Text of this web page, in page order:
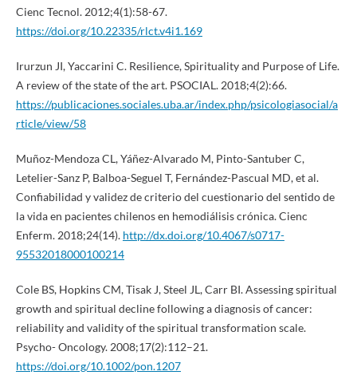
Cienc Tecnol. 2012;4(1):58-67.
https://doi.org/10.22335/rlct.v4i1.169
Irurzun JI, Yaccarini C. Resilience, Spirituality and Purpose of Life.
A review of the state of the art. PSOCIAL. 2018;4(2):66.
https://publicaciones.sociales.uba.ar/index.php/psicologiasocial/a
rticle/view/58
Muñoz-Mendoza CL, Yáñez-Alvarado M, Pinto-Santuber C,
Letelier-Sanz P, Balboa-Seguel T, Fernández-Pascual MD, et al.
Confiabilidad y validez de criterio del cuestionario del sentido de
la vida en pacientes chilenos en hemodiálisis crónica. Cienc
Enferm. 2018;24(14). http://dx.doi.org/10.4067/s0717-
95532018000100214
Cole BS, Hopkins CM, Tisak J, Steel JL, Carr BI. Assessing spiritual
growth and spiritual decline following a diagnosis of cancer:
reliability and validity of the spiritual transformation scale.
Psycho- Oncology. 2008;17(2):112–21.
https://doi.org/10.1002/pon.1207